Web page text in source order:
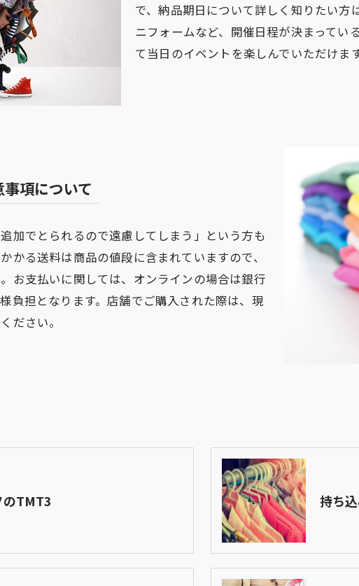
で、納品期日について詳しく知りたい
ニフォームなど、開催日程が決まってい
て当日のイベントを楽しんでいただけま
項について
加でとられるので遠慮してしまう」という方も
かる送料は商品の値段に含まれていますので、
お支払いに関しては、オンラインの場合は銀行
負担となります。店舗でご購入された際は、現
ださい。
TMT3 持ち